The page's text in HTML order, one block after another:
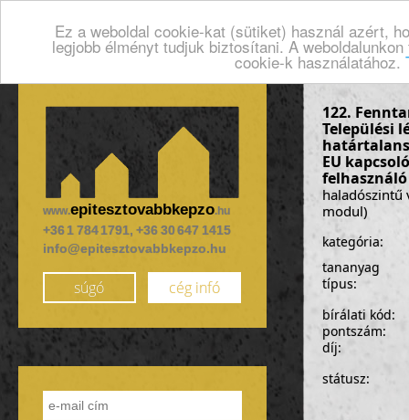
Ez a weboldal cookie-kat (sütiket) használ azért,
legjobb élményt tudjuk biztosítani. A
cookie-k használatához.
www.epitesztovabbkepzo.hu
+36 1 784 1791, +36 30 647 1415
info@epitesztovabbkepzo.hu
súgó cég infó
122.
Települési
EU
felhasználó
haladószintű
modul)
kategória:
tananyag
típus:
bírálati kód:
pontszám:
díj:
státusz: